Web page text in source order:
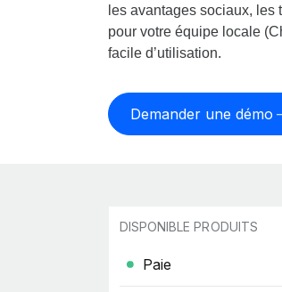
les avantages sociaux, les
pour votre équipe locale
facile d’utilisation.
Demander une démo
DISPONIBLE PRODUITS
Paie